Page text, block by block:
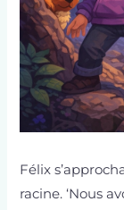
Félix
racine. ‘Nous